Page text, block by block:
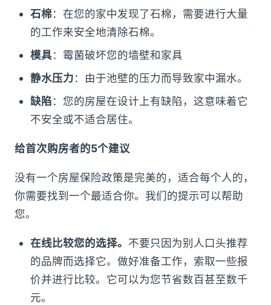
石棉：在您的家中发现了石棉，需要进行大量
的工作来安全地清除石棉。
模具：霉菌破坏您的墙壁和家具
静水压力：由于池壁的压力而导致家中漏水。
缺陷：您的房屋在设计上有缺陷，这意味着它
不安全或不适合居住。
给首次购房者的5个建议
没有一个房屋保险政策是完美的，适合每个人的，
你需要找到一个最适合你。我们的提示可以帮助
您。
在线比较您的选择。 不要只因为别人口头推荐
的品牌而选择它。做好准备工作，索取一些报
价并进行比较。它可以为您节省数百甚至数千
元。